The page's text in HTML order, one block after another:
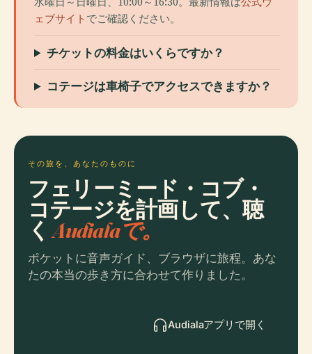
ェブサイトでご確認ください。
チケットの料金はいくらですか？
コテージは車椅子でアクセスできますか？
その旅を、あなたのものに
フェリーミード・コブ・
コテージを計画して、聴
くAudialaで。
ポケットに音声ガイド、ブラウザに旅程。あな
たの本当の歩き方に合わせて作りました。
Audialaアプリで開く